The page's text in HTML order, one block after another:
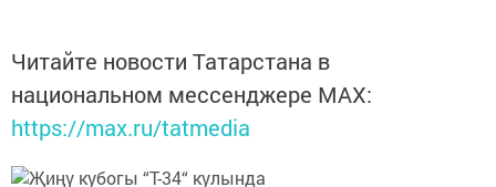
Читайте новости Татарстана в
национальном мессенджере MАХ:
https://max.ru/tatmedia